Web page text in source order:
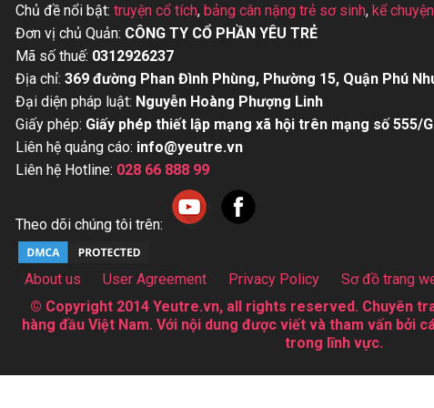
Chủ đề nổi bật: truyện cổ tích, bảng cân nặng trẻ sơ sinh, kể
Đơn vị chủ Quản: CÔNG TY CỔ PHẦN YÊU TRẺ
Mã số thuế: 0312926237
Địa chỉ: 369 đường Phan Đình Phùng, Phường 15, Quận Phú
Đại diện pháp luật: Nguyễn Hoàng Phượng Linh
Giấy phép: Giấy phép thiết lập mạng xã hội trên mạng số 555/
Liên hệ quảng cáo: info@yeutre.vn
Liên hệ Hotline: 028 66 888 99
Theo dõi chúng tôi trên:
About us User Agreement Privacy Policy
Sơ đồ trang
© Copyright 2014 Yeutre.vn, all rights reserved. Chuyên
hàng đầu Việt Nam. Với nội dung được viết và tham vấn bởi
trong lĩnh vực.